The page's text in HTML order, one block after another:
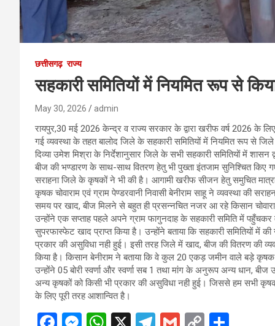
छत्तीसगढ़ राज्य
सहकारी समितियों में नियमित रूप से
May 30, 2026 admin
रायपुर,30 मई 2026 केन्द्र व राज्य सरकार के द्वारा खरीफ वर्ष 2026 के
गई व्यवस्था के तहत बालोद जिले के सहकारी समितियों में नियमित रूप से
दिव्या उमेश मिश्रा के निर्देशानुसार जिले के सभी सहकारी समितियों में शासन
बीज की भण्डारण के साथ-साथ वितरण हेतु भी पुख्ता इंतजाम सुनिश्चित किए
सराहना जिले के कृषकों ने भी की है। आगामी खरीफ सीजन हेतु समुचित
कृषक चोवाराम एवं ग्राम पेण्डरवानी निवासी बेनीराम साहू ने व्यवस्था की
समय पर खाद, बीज मिलने से बहुत ही प्रसन्नचित नजर आ रहे किसान
उन्होंने एक सप्ताह पहले अपने ग्राम फागुनदाह के सहकारी समिति में पहुँचकर
सुपरफास्फेट खाद प्राप्त किया है। उन्होंने बताया कि सहकारी समितियों
प्रकार की असुविधा नही हुई। इसी तरह जिले में खाद, बीज की वितरण की
किया है। किसान बेनीराम ने बताया कि वे कुल 20 एकड़ जमीन वाले बड़े कृषक
उन्होंने 05 बोरी स्वर्णा और स्वर्णा सब 1 तथा मांग के अनुरूप अन्य धान, बीज
अन्य कृषकों को किसी भी प्रकार की असुविधा नही हुई। जिससे हम सभी
के लिए पूरी तरह आशान्वित है।